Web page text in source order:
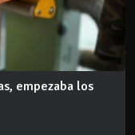
empezaba los